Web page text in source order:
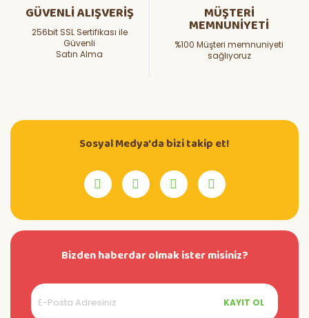
GÜVENLİ ALIŞVERİŞ
256bit SSL Sertifikası ile
Güvenli
Satın Alma
MÜŞTERİ
MEMNUNİYETİ
%100 Müşteri memnuniyeti
sağlıyoruz
Sosyal Medya'da bizi takip et!
Bizden haberdar olmak ister misiniz?
KAYIT OL